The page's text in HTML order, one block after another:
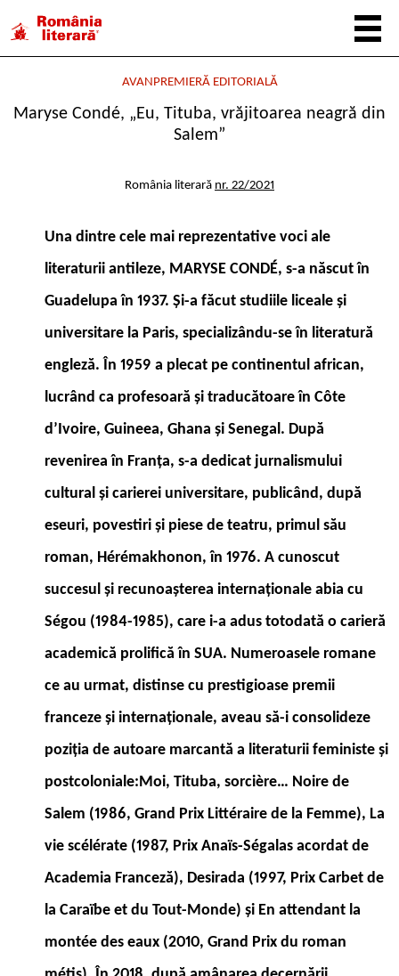
AVANPREMIERĂ EDITORIALĂ
Maryse Condé, „Eu, Tituba, vrăjitoarea neagră din
Salem”
România literară nr. 22/2021
Una dintre cele mai reprezentative voci ale
literaturii antileze, MARYSE CONDÉ, s-a născut în
Guadelupa în 1937. Şi-a făcut studiile liceale şi
universitare la Paris, specializându-se în literatură
engleză. În 1959 a plecat pe continentul african,
lucrând ca profesoară şi traducătoare în Côte
d’Ivoire, Guineea, Ghana şi Senegal. După
revenirea în Franţa, s-a dedicat jurnalismului
cultural şi carierei universitare, publicând, după
eseuri, povestiri şi piese de teatru, primul său
roman, Hérémakhonon, în 1976. A cunoscut
succesul şi recunoaşterea internaţionale abia cu
Ségou (1984-1985), care i-a adus totodată o carieră
academică prolifică în SUA. Numeroasele romane
ce au urmat, distinse cu prestigioase premii
franceze şi internaţionale, aveau să-i consolideze
poziţia de autoare marcantă a literaturii feministe şi
postcoloniale:Moi, Tituba, sorcière… Noire de
Salem (1986, Grand Prix Littéraire de la Femme), La
vie scélérate (1987, Prix Anaïs-Ségalas acordat de
Academia Franceză), Desirada (1997, Prix Carbet de
la Caraïbe et du Tout-Monde) şi En attendant la
montée des eaux (2010, Grand Prix du roman